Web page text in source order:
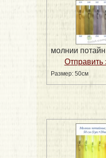
молнии
Размер: 50см